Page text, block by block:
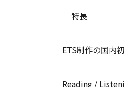
特長
ETS制作の国内
Reading /